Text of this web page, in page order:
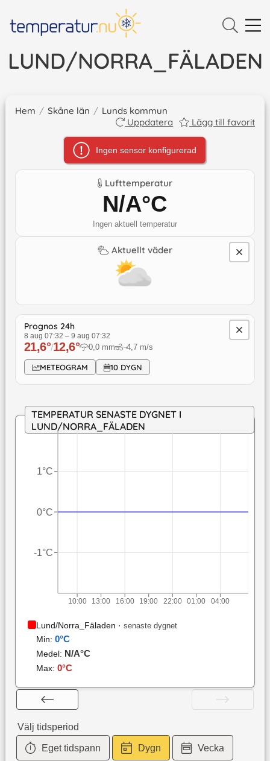
LUND/NORRA_FÄLADEN
Hem / Skåne län / Lunds kommun
Uppdatera
Lägg till favorit
Ingen sensor konfigurerad
Lufttemperatur
N/A°C
Ingen aktuell temperatur
Aktuellt väder
Prognos 24h
8 aug 07:32 – 9 aug 07:32
21,6°/12,6° 0,0 mm ↓4,7 m/s
METEOGRAM 10 DYGN
TEMPERATUR SENASTE DYGNET I
LUND/NORRA_FÄLADEN
10:00 13:00 16:00 19:00 22:00 01:00 04:00
-1°C
0°C
1°C
Lund/Norra_Fäladen · senaste dygnet
Min: 0°C
Medel: N/A°C
Max: 0°C
Välj tidsperiod
Eget tidspann Dygn Vecka